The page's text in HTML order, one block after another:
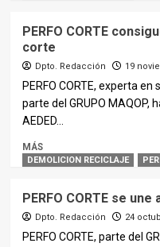
PERFO CORTE
corte
Dpto. Redacción 19
PERFO CORTE, experta
parte del GRUPO MAQOP,
AEDED...
MÁS
DEMOLICION RECICLAJE
PERFO CORTE se une
Dpto. Redacción 24
PERFO CORTE, parte del